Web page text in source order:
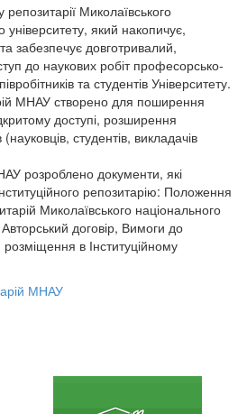
репозитарії Миколаївського
університету, який накопичує,
забезпечує довготривалий,
до наукових робіт професорсько-
та студентів Університету.
МНАУ створено для поширення
доступі, розширення
(науковців, студентів, викладачів
розроблено документи, які
репозитарію: Положення
Миколаївського національного
договір, Вимоги до
в Інституційному
МНАУ